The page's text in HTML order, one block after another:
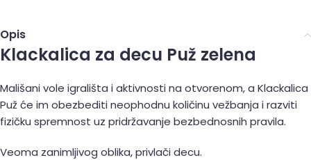
Opis
Klackalica za decu Puž zelena
Mališani vole igrališta i aktivnosti na otvorenom, a Klackalica
Puž će im obezbediti neophodnu količinu vežbanja i razviti
fizičku spremnost uz pridržavanje bezbednosnih pravila.
Veoma zanimljivog oblika, privlači decu.